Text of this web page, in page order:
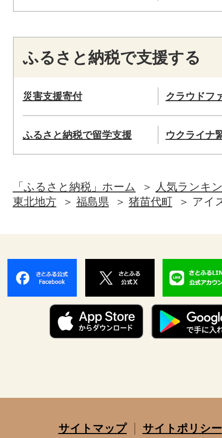
ふるさと納税で支援する
災害支援寄付 クラウドフ
ふるさと納税で留学支援 ウクライナ
「ふるさと納税」ホーム
人気ランキ
東北地方
福島県 猪苗代町 アイ
サイトマップ
サイトポリシー